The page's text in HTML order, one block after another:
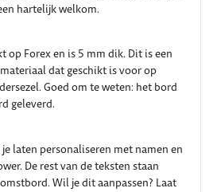
hartelijk welkom.
op Forex en is 5 mm dik. Dit is een
dat geschikt is voor op
Goed om te weten: het bord
geleverd.
laten personaliseren met namen en
De rest van de teksten staan
Wil je dit aanpassen? Laat